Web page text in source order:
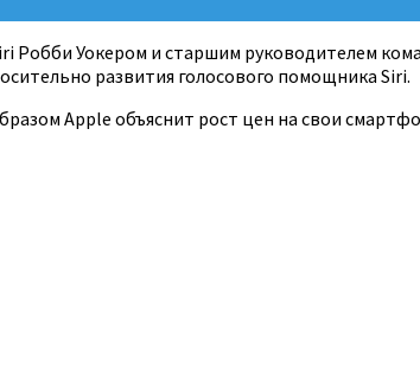
Робби Уокером и старшим руководителем
развития голосового помощника Siri.
Apple объяснит рост цен на свои